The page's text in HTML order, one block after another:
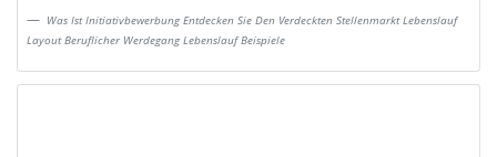
Was Ist Initiativbewerbung Entdecken Sie Den Verdeckten Stellenmarkt Lebenslauf
Layout Beruflicher Werdegang Lebenslauf Beispiele